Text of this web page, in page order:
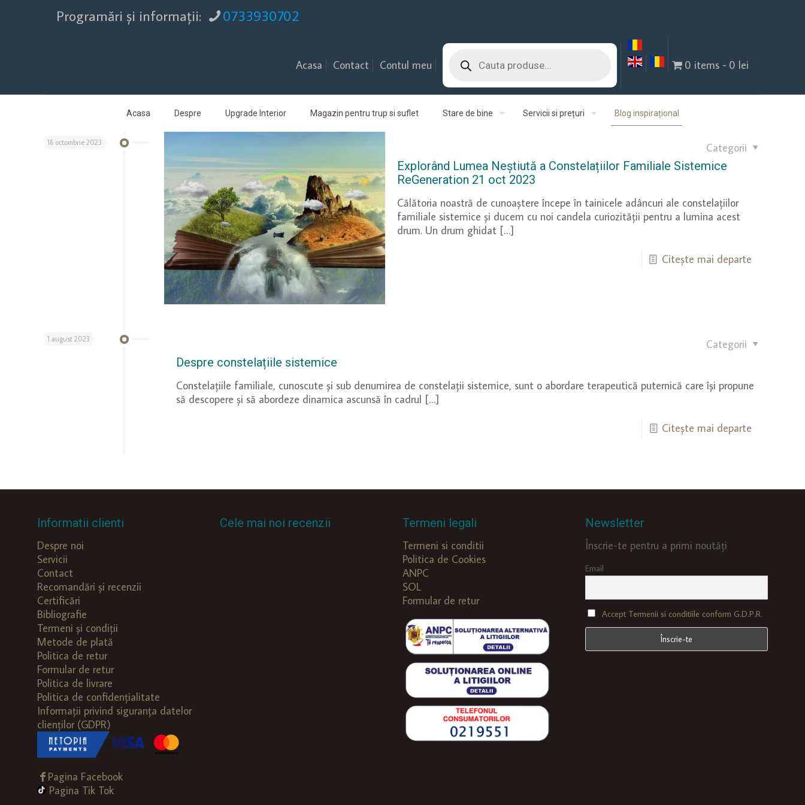
Programări şi informaţii: 0733930702
Acasa Contact Contul meu search 0 items 0 lei
Acasa Despre Upgrade Interior Magazin pentru trup si suflet Stare de bine Servicii si prețuri Blog inspirațional
16 octombrie 2023 Categorii
Explorând Lumea Neștiută a Constelațiilor Familiale Sistemice
ReGeneration 21 oct 2023
Călătoria noastră de cunoaștere începe în tainicele adâncuri ale constelațiilor
familiale sistemice și ducem cu noi candela curiozității pentru a lumina acest
drum. Un drum ghidat[…]
Citește mai departe
1 august 2023 Categorii
Despre constelațiile sistemice
Constelațiile familiale, cunoscute și sub denumirea de constelații sistemice, sunt o abordare terapeutică puternică care își propune
să descopere și să abordeze dinamica ascunsă în cadrul […]
Citește mai departe
Informatii clienti
Despre noi
Servicii
Contact
Recomandări și recenzii
Certificări
Bibliografie
Termeni și condiții
Metode de plată
Politica de retur
Formular de retur
Politica de livrare
Politica de confidențialitate
Informații privind siguranța datelor
clienților (GDPR)
Pagina Facebook
Pagina Tik Tok
Cele mai noi recenzii Termeni legali
Termeni si conditii
Politica de Cookies
ANPC
SOL
Formular de retur
Newsletter
Înscrie-te pentru a primi noutăți
Email
Accept Termenii si conditiile conform G.D.P.R.